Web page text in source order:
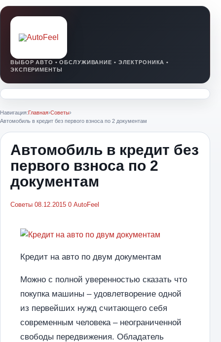
Навигация:Главная›Советы›
Автомобиль в кредит без первого взноса по 2 документам
Автомобиль в кредит без
первого взноса по 2
документам
Советы 08.12.2015 0 AutoFeel
Кредит на авто по двум документам
Можно с полной уверенностью сказать что
покупка машины – удовлетворение одной
из первейших нужд считающего себя
современным человека – неограниченной
свободы передвижения. Обладатель